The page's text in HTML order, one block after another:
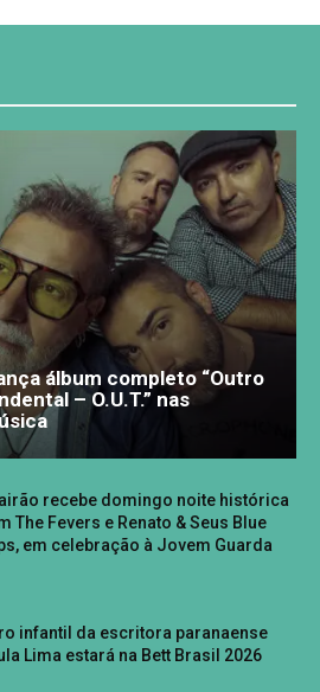
álbum completo “Outro
– O.U.T.” nas
recebe domingo noite histórica
The Fevers e Renato & Seus Blue
em celebração à Jovem Guarda
infantil da escritora paranaense
Lima estará na Bett Brasil 2026